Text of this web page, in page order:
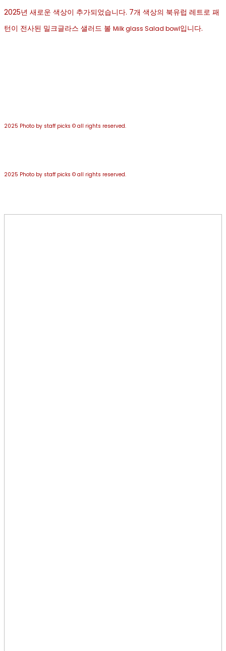
2025년 새로운 색상이 추가되었습니다. 7개 색상의 북유럽 레트로 패
턴이 전사된 밀크글라스 샐러드 볼 Milk glass Salad bowl입니다.
2025 Photo by staff picks © all rights reserved.
2025 Photo by staff picks © all rights reserved.